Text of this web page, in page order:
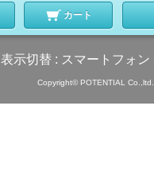
カート
表示切替 : スマートフォン
Copyright© POTENTIAL Co.,ltd.